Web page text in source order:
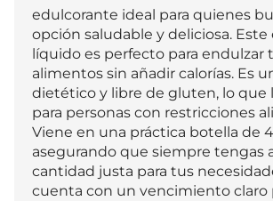
edulcorante ideal para quienes
opción saludable y deliciosa.
líquido es perfecto para endulzar
alimentos sin añadir calorías. Es
dietético y libre de gluten, lo que
para personas con restricciones
Viene en una práctica botella de
asegurando que siempre tengas
cantidad justa para tus
cuenta con un vencimiento claro